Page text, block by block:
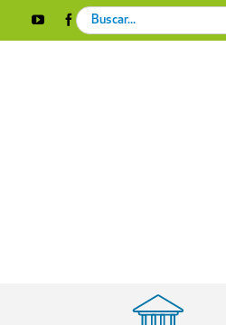
YouTubeFacebookInstagram
X
Search
for: